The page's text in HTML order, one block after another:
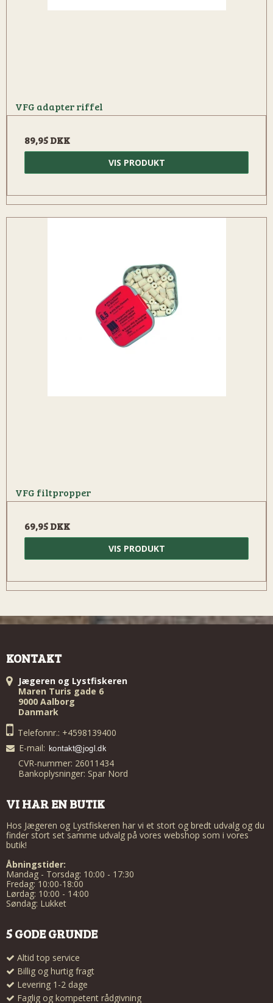
VFG adapter riffel
89,95 DKK
VIS PRODUKT
VFG filtpropper
69,95 DKK
VIS PRODUKT
KONTAKT
Jægeren og Lystfiskeren
Maren Turis gade 6
9000 Aalborg
Danmark
Telefonnr.: +4598139400
E-mail:
CVR-nummer: 26011434
Bankoplysninger: Spar Nord
VI HAR EN BUTIK
Hos Jægeren og Lystfiskeren har vi et stort og bredt udvalg og du
finder stort set samme udvalg på vores webshop som i vores
butik!
Åbningstider:
Mandag - Torsdag: 10:00 - 17:30
Fredag: 10:00-18:00
Lørdag: 10:00 - 14:00
Søndag: Lukket
5 GODE GRUNDE
Altid top service
Billig og hurtig fragt
Levering 1-2 dage
Faglig og kompetent rådgivning